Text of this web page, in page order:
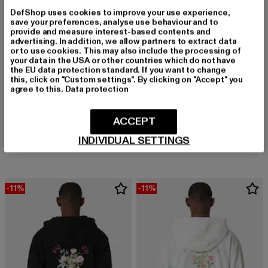
Derzeitiger Preis: 51,09 EUR
69,99 EURAktionspreis: 69,99 EUR
FAVELA
Chrome Girl
62,99 EUR
Derzeitiger Preis: 62,99 EUR
69,99 EUR
-11% -11%
DefShop uses cookies to improve your use experience,
save your preferences, analyse use behaviour and to
provide and measure interest-based contents and
advertising. In addition, we allow partners to extract data
or to use cookies. This may also include the processing of
your data in the USA or other countries which do not have
the EU data protection standard. If you want to change
this, click on "Custom settings". By clicking on "Accept" you
agree to this. Data protection
INDIVIDUAL SETTINGS
ACCEPT